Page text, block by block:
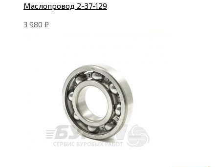
Маслопровод 2-37-129
3 980 ₽